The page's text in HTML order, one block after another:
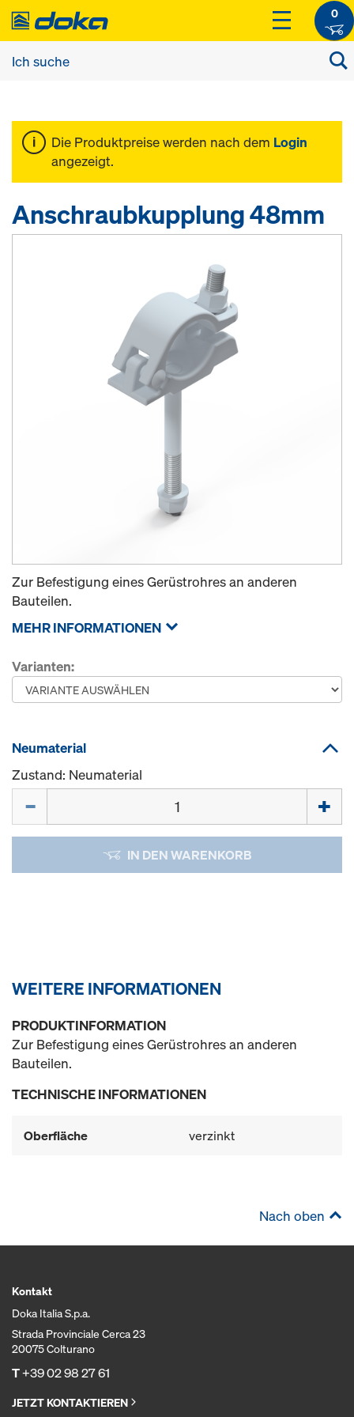
0
Die Produktpreise werden nach dem Login
angezeigt.
Anschraubkupplung 48mm
Zur Befestigung eines Gerüstrohres an anderen
Bauteilen.
MEHR INFORMATIONEN
Varianten:
Neumaterial
Zustand: Neumaterial
IN DEN WARENKORB
WEITERE INFORMATIONEN
PRODUKTINFORMATION
Zur Befestigung eines Gerüstrohres an anderen
Bauteilen.
TECHNISCHE INFORMATIONEN
Oberfläche verzinkt
Nach oben
Kontakt
Doka Italia S.p.a.
Strada Provinciale Cerca 23
20075 Colturano
T+39 02 98 27 61
JETZT KONTAKTIEREN